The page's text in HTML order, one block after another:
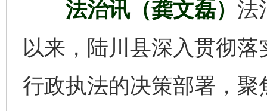
法治讯（龚文磊） 法
以来，陆川县深入贯彻
行政执法的决策部署，聚